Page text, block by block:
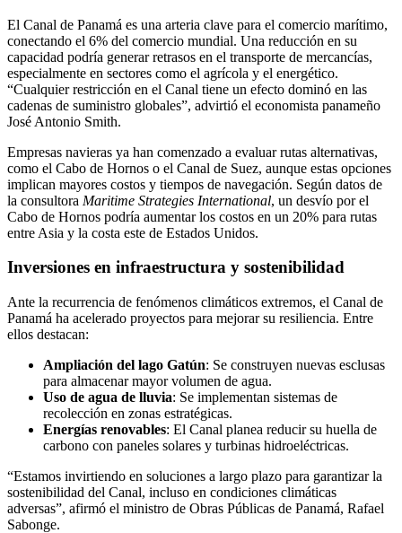
El Canal de Panamá es una arteria clave para el comercio marítimo,
conectando el 6% del comercio mundial. Una reducción en su
capacidad podría generar retrasos en el transporte de mercancías,
especialmente en sectores como el agrícola y el energético.
“Cualquier restricción en el Canal tiene un efecto dominó en las
cadenas de suministro globales”, advirtió el economista panameño
José Antonio Smith.
Empresas navieras ya han comenzado a evaluar rutas alternativas,
como el Cabo de Hornos o el Canal de Suez, aunque estas opciones
implican mayores costos y tiempos de navegación. Según datos de
la consultora Maritime Strategies International, un desvío por el
Cabo de Hornos podría aumentar los costos en un 20% para rutas
entre Asia y la costa este de Estados Unidos.
Inversiones en infraestructura y sostenibilidad
Ante la recurrencia de fenómenos climáticos extremos, el Canal de
Panamá ha acelerado proyectos para mejorar su resiliencia. Entre
ellos destacan:
Ampliación del lago Gatún: Se construyen nuevas esclusas
para almacenar mayor volumen de agua.
Uso de agua de lluvia: Se implementan sistemas de
recolección en zonas estratégicas.
Energías renovables: El Canal planea reducir su huella de
carbono con paneles solares y turbinas hidroeléctricas.
“Estamos invirtiendo en soluciones a largo plazo para garantizar la
sostenibilidad del Canal, incluso en condiciones climáticas
adversas”, afirmó el ministro de Obras Públicas de Panamá, Rafael
Sabonge.